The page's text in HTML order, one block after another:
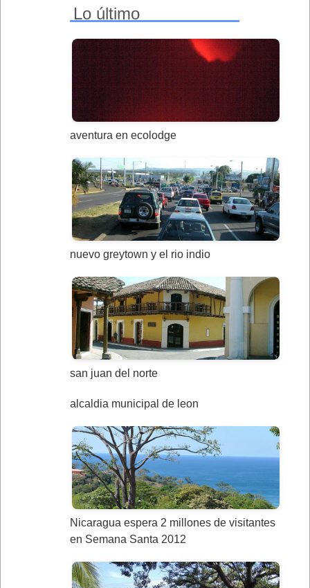
Lo último
aventura en ecolodge
nuevo greytown y el rio indio
san juan del norte
alcaldia municipal de leon
Nicaragua espera 2 millones de visitantes
en Semana Santa 2012